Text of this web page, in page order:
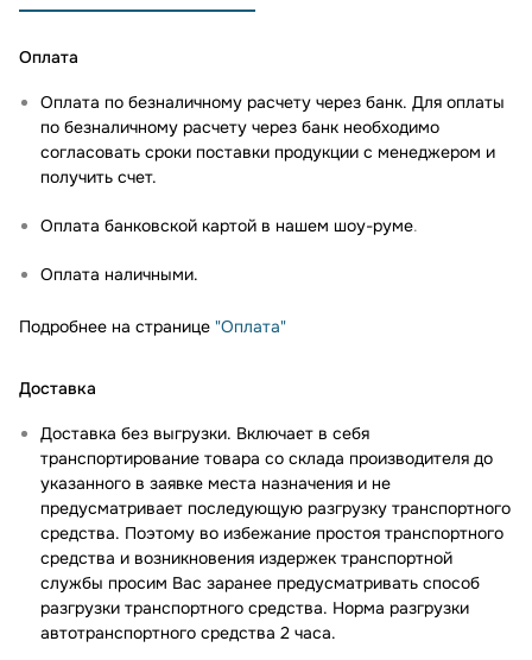
Оплата
Оплата по безналичному расчету через банк. Для оплаты
по безналичному расчету через банк необходимо
согласовать сроки поставки продукции с менеджером и
получить счет.
Оплата банковской картой в нашем шоу-руме.
Оплата наличными.
Подробнее на странице "Оплата"
Доставка
Доставка без выгрузки. Включает в себя
транспортирование товара со склада производителя до
указанного в заявке места назначения и не
предусматривает последующую разгрузку транспортного
средства. Поэтому во избежание простоя транспортного
средства и возникновения издержек транспортной
службы просим Вас заранее предусматривать способ
разгрузки транспортного средства. Норма разгрузки
автотранспортного средства 2 часа.